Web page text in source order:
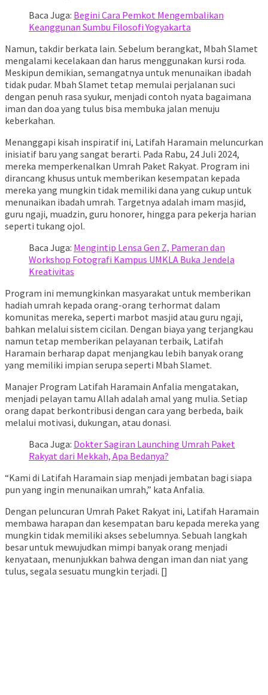
Baca Juga: Begini Cara Pemkot Mengembalikan
Keanggunan Sumbu Filosofi Yogyakarta
Namun, takdir berkata lain. Sebelum berangkat, Mbah Slamet
mengalami kecelakaan dan harus menggunakan kursi roda.
Meskipun demikian, semangatnya untuk menunaikan ibadah
tidak pudar. Mbah Slamet tetap memulai perjalanan suci
dengan penuh rasa syukur, menjadi contoh nyata bagaimana
iman dan doa yang tulus bisa membuka jalan menuju
keberkahan.
Menanggapi kisah inspiratif ini, Latifah Haramain meluncurkan
inisiatif baru yang sangat berarti. Pada Rabu, 24 Juli 2024,
mereka memperkenalkan Umrah Paket Rakyat. Program ini
dirancang khusus untuk memberikan kesempatan kepada
mereka yang mungkin tidak memiliki dana yang cukup untuk
menunaikan ibadah umrah. Targetnya adalah imam masjid,
guru ngaji, muadzin, guru honorer, hingga para pekerja harian
seperti tukang ojol.
Baca Juga: Mengintip Lensa Gen Z, Pameran dan
Workshop Fotografi Kampus UMKLA Buka Jendela
Kreativitas
Program ini memungkinkan masyarakat untuk memberikan
hadiah umrah kepada orang-orang terhormat dalam
komunitas mereka, seperti marbot masjid atau guru ngaji,
bahkan melalui sistem cicilan. Dengan biaya yang terjangkau
namun tetap memberikan pelayanan terbaik, Latifah
Haramain berharap dapat menjangkau lebih banyak orang
yang memiliki impian serupa seperti Mbah Slamet.
Manajer Program Latifah Haramain Anfalia mengatakan,
menjadi pelayan tamu Allah adalah amal yang mulia. Setiap
orang dapat berkontribusi dengan cara yang berbeda, baik
melalui motivasi, dukungan, atau donasi.
Baca Juga: Dokter Sagiran Launching Umrah Paket
Rakyat dari Mekkah, Apa Bedanya?
“Kami di Latifah Haramain siap menjadi jembatan bagi siapa
pun yang ingin menunaikan umrah,” kata Anfalia.
Dengan peluncuran Umrah Paket Rakyat ini, Latifah Haramain
membawa harapan dan kesempatan baru kepada mereka yang
mungkin tidak memiliki akses sebelumnya. Sebuah langkah
besar untuk mewujudkan mimpi banyak orang menjadi
kenyataan, menunjukkan bahwa dengan iman dan niat yang
tulus, segala sesuatu mungkin terjadi. []